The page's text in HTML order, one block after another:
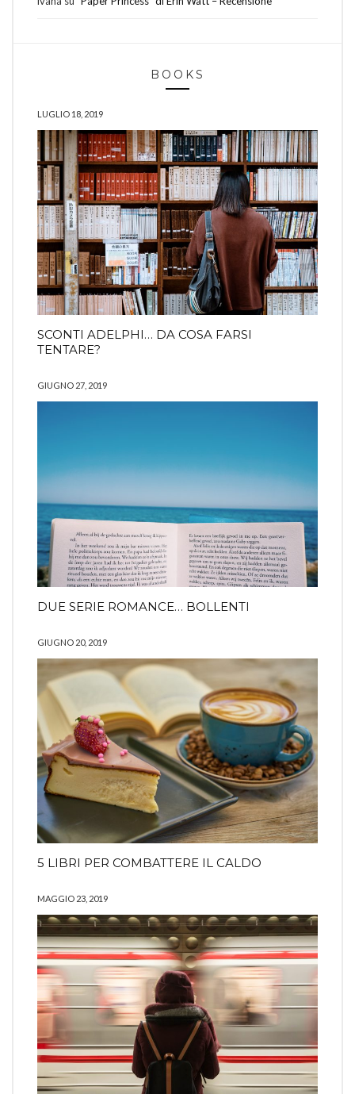
BOOKS
LUGLIO 18, 2019
SCONTI ADELPHI… DA COSA FARSI
TENTARE?
GIUGNO 27, 2019
DUE SERIE ROMANCE… BOLLENTI
GIUGNO 20, 2019
5 LIBRI PER COMBATTERE IL CALDO
MAGGIO 23, 2019